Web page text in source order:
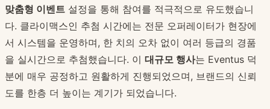
맞춤형 이벤트 설정을 통해 참여를 적극적으로 유도했습니
다. 클라이맥스인 추첨 시간에는 전문 오퍼레이터가 현장에
서 시스템을 운영하며, 한 치의 오차 없이 여러 등급의 경품
을 실시간으로 추첨했습니다. 이 대규모 행사는 Eventus 덕
분에 매우 공정하고 원활하게 진행되었으며, 브랜드의 신뢰
도를 한층 더 높이는 계기가 되었습니다.